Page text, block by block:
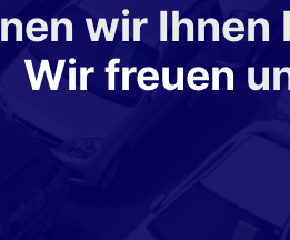
wir
Wir freuen